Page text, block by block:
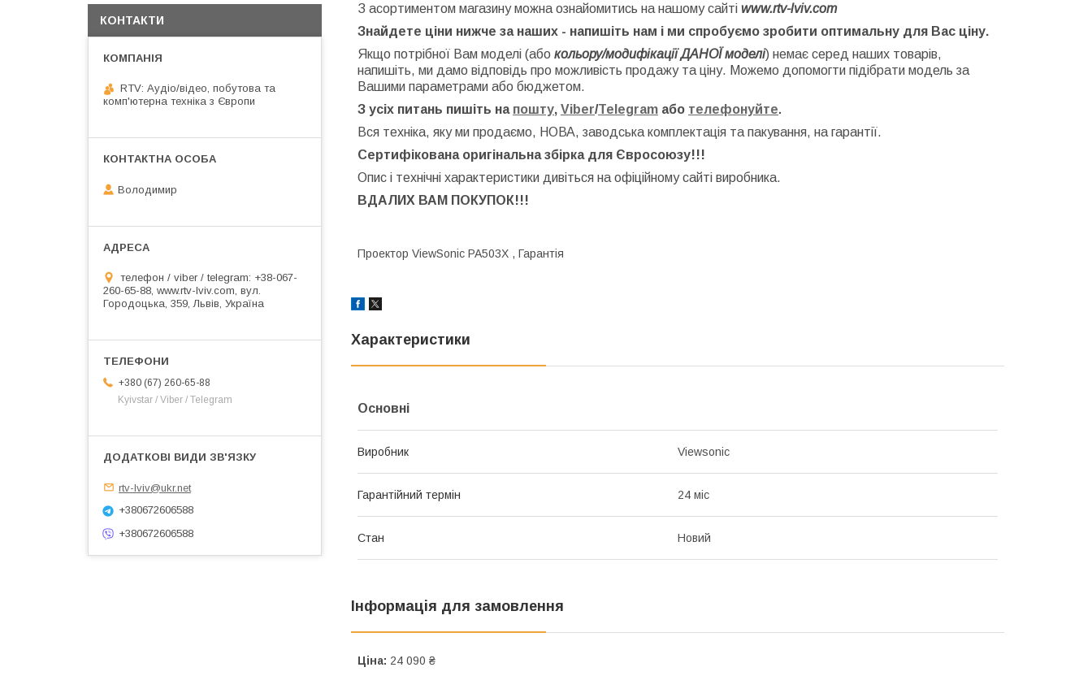
З асортиментом магазину можна ознайомитись на нашому сайті www.rtv-lviv.com
Знайдете ціни нижче за наших - напишіть нам і ми спробуємо зробити оптимальну для Вас ціну.
Якщо потрібної Вам моделі (або кольору/модифікації ДАНОЇ моделі) немає серед наших товарів,
напишіть, ми дамо відповідь про можливість продажу та ціну. Можемо допомогти підібрати модель за
Вашими параметрами або бюджетом.
З усіх питань пишіть на пошту, Viber/Telegram або телефонуйте.
Вся техніка, яку ми продаємо, НОВА, заводська комплектація та пакування, на гарантії.
Сертифікована оригінальна збірка для Євросоюзу!!!
Опис і технічні характеристики дивіться на офіційному сайті виробника.
ВДАЛИХ ВАМ ПОКУПОК!!!
Проектор ViewSonic PA503X , Гарантія
Характеристики
Основні
Виробник Viewsonic
Гарантійний термін 24 міс
Стан Новий
Інформація для замовлення
Ціна: 24 090 ₴
КОНТАКТИ
RTV: Аудіо/відео, побутова та
комп'ютерна техніка з Європи
Володимир
телефон / viber / telegram: +38-067-
260-65-88, www.rtv-lviv.com, вул.
Городоцька, 359, Львів, Україна
+380 (67) 260-65-88
Kyivstar / Viber / Telegram
rtv-lviv@ukr.net
+380672606588
+380672606588